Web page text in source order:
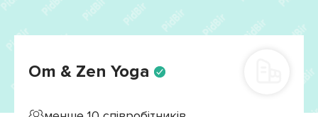
Om & Zen Yoga